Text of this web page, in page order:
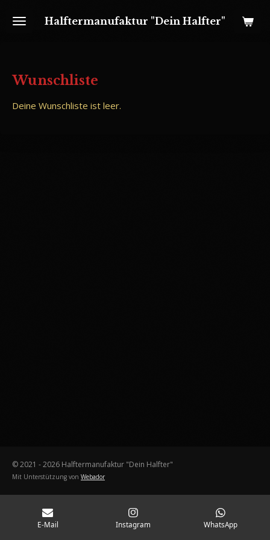
Hauptinhalt
Halftermanufaktur "Dein Halfter"
Wunschliste
Deine Wunschliste ist leer.
© 2021 - 2026 Halftermanufaktur "Dein Halfter"
Mit Unterstützung von Webador
E-Mail Instagram WhatsApp